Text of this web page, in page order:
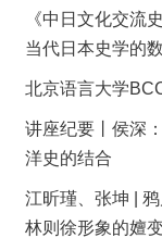
《中日文化交流
当代日本史学的
北京语言大学
讲座纪要丨侯深
洋史的结合
江昕瑾、张坤 |
林则徐形象的嬗